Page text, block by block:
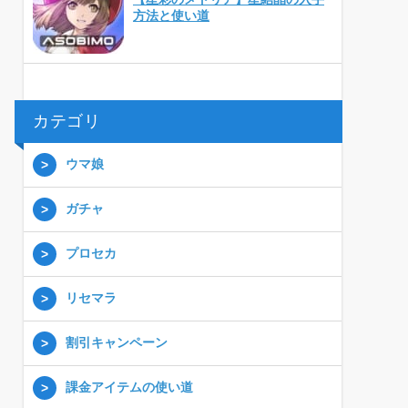
方法と使い道
カテゴリ
ウマ娘
ガチャ
プロセカ
リセマラ
割引キャンペーン
課金アイテムの使い道